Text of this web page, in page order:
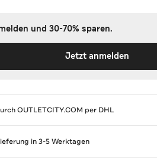
und 30-70% sparen.
Jetzt anmelden
OUTLETCITY.COM per DHL
in 3-5 Werktagen